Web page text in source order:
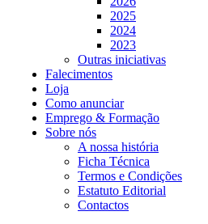
2025
2024
2023
Outras iniciativas
Falecimentos
Loja
Como anunciar
Emprego & Formação
Sobre nós
A nossa história
Ficha Técnica
Termos e Condições
Estatuto Editorial
Contactos